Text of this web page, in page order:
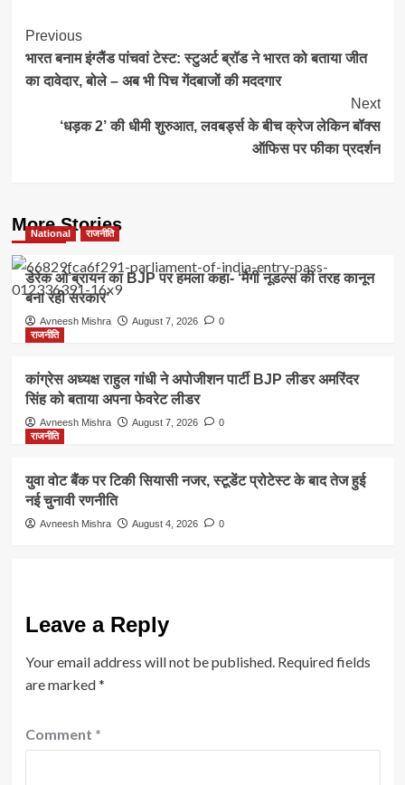
Post
Navigation
Previous
भारत बनाम इंग्लैंड पांचवां टेस्ट: स्टुअर्ट ब्रॉड ने भारत को बताया जीत
का दावेदार, बोले – अब भी पिच गेंदबाजों की मददगार
Next
‘धड़क 2’ की धीमी शुरुआत, लवबर्ड्स के बीच क्रेज लेकिन बॉक्स
ऑफिस पर फीका प्रदर्शन
More Stories
National राजनीति
डेरेक ओ’ब्रायन का BJP पर हमला कहा- ‘मैगी नूडल्स की तरह कानून
बना रही सरकार’
Avneesh Mishra August 7, 2026
0
राजनीति
कांग्रेस अध्यक्ष राहुल गांधी ने अपोजीशन पार्टी BJP लीडर अमरिंदर
सिंह को बताया अपना फेवरेट लीडर
Avneesh Mishra August 7, 2026
0
राजनीति
युवा वोट बैंक पर टिकी सियासी नजर, स्टूडेंट प्रोटेस्ट के बाद तेज हुई
नई चुनावी रणनीति
Avneesh Mishra August 4, 2026 0
Leave a Reply
Your email address will not be published. Required fields
are marked*
Comment *